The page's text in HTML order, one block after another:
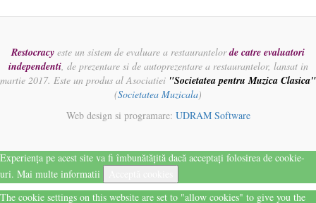
Restocracy este un sistem de evaluare a restaurantelorde catre evaluatori
independenti, de prezentare si de autoprezentare a restaurantelor, lansat in
martie 2017. Este un produs al Asociatiei "Societatea pentru Muzica Clasica"
(Societatea Muzicala)
Web design si programare: UDRAM Software
Experiența pe acest site va fi îmbunătățită dacă acceptați folosirea de cookie-
uri. Mai multe informatii
The cookie settings on this website are set to "allow cookies" to give you the